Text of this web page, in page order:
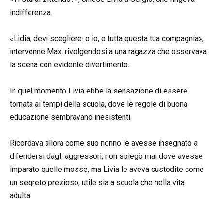
indifferenza.
«Lidia, devi scegliere: o io, o tutta questa tua compagnia»,
intervenne Max, rivolgendosi a una ragazza che osservava
la scena con evidente divertimento.
In quel momento Livia ebbe la sensazione di essere
tornata ai tempi della scuola, dove le regole di buona
educazione sembravano inesistenti.
Ricordava allora come suo nonno le avesse insegnato a
difendersi dagli aggressori; non spiegò mai dove avesse
imparato quelle mosse, ma Livia le aveva custodite come
un segreto prezioso, utile sia a scuola che nella vita
adulta.